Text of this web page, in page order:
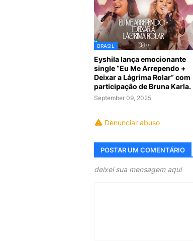
BRASIL
Eyshila lança emocionante
single “Eu Me Arrependo +
Deixar a Lágrima Rolar” com
participação de Bruna Karla.
September 09, 2025
Denunciar abuso
POSTAR UM COMENTÁRIO
deixei sua mensagem aqui